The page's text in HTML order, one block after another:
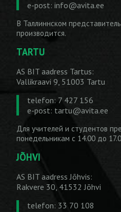
e-post: info@avita.ee
В Таллиннском
производится.
TARTU
AS BIT aadress Tartus:
Vallikraavi 9, 51003 Tartu
telefon: 7 427 156
e-post: tartu@avita.ee
Для учителей и студентов
понедельникам с 14.00 до
JÕHVI
AS BIT aadress Jõhvis:
Rakvere 30, 41532 Jõhvi
telefon: 33 70 108